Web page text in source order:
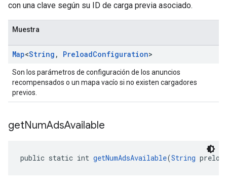
con una clave según su ID de carga previa asociado.
Muestra
Map<String , PreloadConfiguration>
Son los parámetros de configuración de los anuncios
recompensados o un mapa vacío si no existen cargadores
previos.
getNumAdsAvailable
public static int getNumAdsAvailable(String